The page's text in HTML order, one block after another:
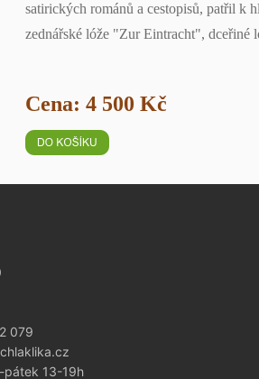
satirických románů a cestopisů, patřil k
zednářské lóže "Zur Eintracht",
Cena: 4 500 Kč
079
pátek 13-19h